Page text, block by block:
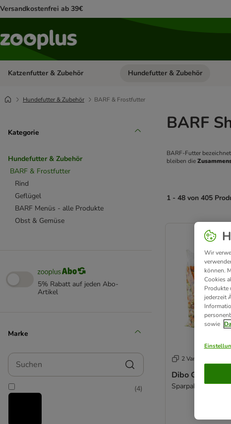
Versandkostenfrei ab 39€
Katzenfutter & Zubehör Kategorie-Menü öffnen:
Hundefutter & Zubehör
Hundefutter & Zubehör BARF & Frostfutter
Kategorie
Hundefutter & Zubehör
BARF & Frostfutter
Rind
Geflügel
BARF Menüs - alle Produkte
Obst & Gemüse
5% Rabatt auf jeden Abo-
Artikel
Marke
Suchen
(4)
BARF
BARF-Futter
bleiben die
1 - 48 von 405
product items have
2 Varianten
Dibo Gemüse-
Sparpaket: 3 x 1 kg
Wir
können.
Cookies
Produkte
jederzeit
sowie